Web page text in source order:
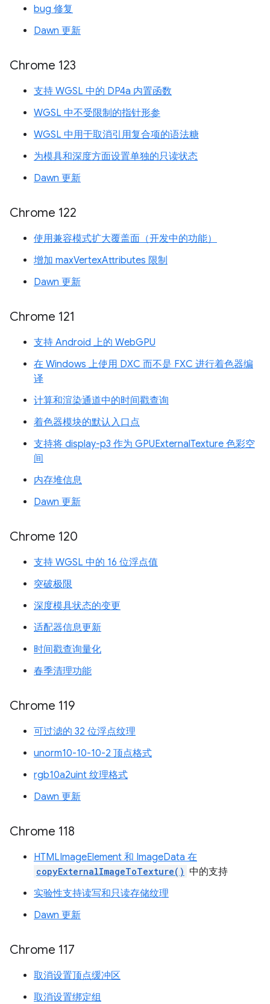
bug 修复
Dawn 更新
Chrome 123
支持 WGSL 中的 DP4a 内置函数
WGSL 中不受限制的指针形参
WGSL 中用于取消引用复合项的语法糖
为模具和深度方面设置单独的只读状态
Dawn 更新
Chrome 122
使用兼容模式扩大覆盖面（开发中的功能）
增加 maxVertexAttributes 限制
Dawn 更新
Chrome 121
支持 Android 上的 WebGPU
在 Windows 上使用 DXC 而不是 FXC 进行着色器编
译
计算和渲染通道中的时间戳查询
着色器模块的默认入口点
支持将 display-p3 作为 GPUExternalTexture 色彩空
间
内存堆信息
Dawn 更新
Chrome 120
支持 WGSL 中的 16 位浮点值
突破极限
深度模具状态的变更
适配器信息更新
时间戳查询量化
春季清理功能
Chrome 119
可过滤的 32 位浮点纹理
unorm10-10-10-2 顶点格式
rgb10a2uint 纹理格式
Dawn 更新
Chrome 118
HTMLImageElement 和 ImageData 在
copyExternalImageToTexture() 中的支持
实验性支持读写和只读存储纹理
Dawn 更新
Chrome 117
取消设置顶点缓冲区
取消设置绑定组